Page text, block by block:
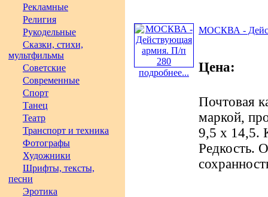
Рекламные
Религия
Рукодельные
Сказки, стихи,
мультфильмы
Советские
Современные
Спорт
Танец
Театр
Транспорт и техника
Фотографы
Художники
Шрифты, тексты,
песни
Эротика
подробнее...
МОСКВА -
Цена:
Почтовая
маркой,
9,5 х 14,5.
Редкость.